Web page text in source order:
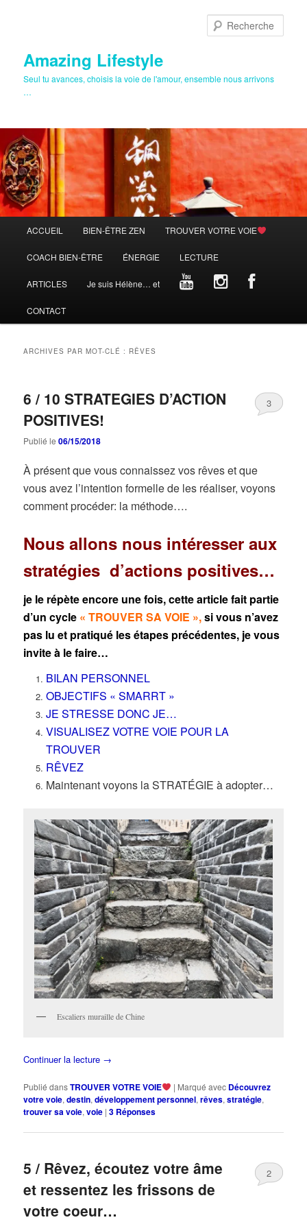
Amazing Lifestyle
Seul tu avances, choisis la voie de l'amour, ensemble nous arrivons
…
principal
ACCUEIL BIEN-ÊTRE ZEN TROUVER VOTRE VOIE
COACH BIEN-ÊTRE ÉNERGIE LECTURE
ARTICLES Je suis Hélène… et
CONTACT
ARCHIVES PAR MOT-CLÉ : RÊVES
6 / 10 STRATEGIES D’ACTION
POSITIVES!
Publié le06/15/2018
3
À présent que vous connaissez vos rêves et que
vous avez l’intention formelle de les réaliser, voyons
comment procéder: la méthode….
Nous allons nous intéresser aux
stratégies d’actions positives…
je le répète encore une fois, cette article fait partie
d’un cycle « TROUVER SA VOIE »,si vous n’avez
pas lu et pratiqué les étapes précédentes, je vous
invite à le faire…
BILAN PERSONNEL
OBJECTIFS « SMARRT »
JE STRESSE DONC JE…
VISUALISEZ VOTRE VOIE POUR LA
TROUVER
RÊVEZ
Maintenant voyons la STRATÉGIE à adopter…
Escaliers muraille de Chine
Continuer la lecture →
Publié dansTROUVER VOTRE VOIE | Marqué avec Découvrez
votre voie,destin,développement personnel,rêves,stratégie,
trouver sa voie,voie |3 Réponses
5 / Rêvez, écoutez votre âme
et ressentez les frissons de
votre coeur…
2